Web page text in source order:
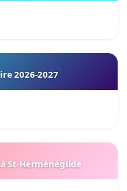
2026-2027
St-Herménégilde